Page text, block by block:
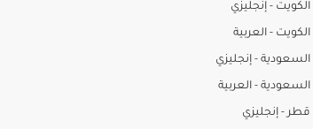
الكويت - إنجليزي
الكويت - العربية
السعودية - إنجليزي
السعودية - العربية
قطر - إنجليزي